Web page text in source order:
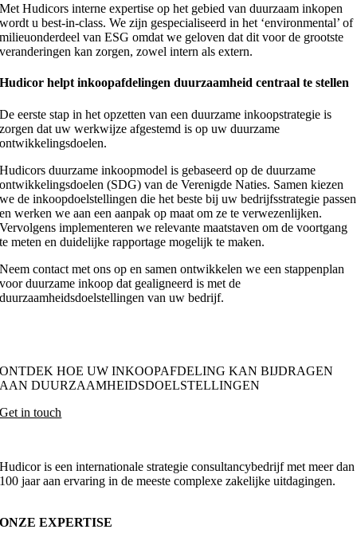
Met Hudicors interne expertise op het gebied van duurzaam inkopen
wordt u best-in-class. We zijn gespecialiseerd in het ‘environmental’ of
milieuonderdeel van ESG omdat we geloven dat dit voor de grootste
veranderingen kan zorgen, zowel intern als extern.
Hudicor helpt inkoopafdelingen duurzaamheid centraal te stellen
De eerste stap in het opzetten van een duurzame inkoopstrategie is
zorgen dat uw werkwijze afgestemd is op uw duurzame
ontwikkelingsdoelen.
Hudicors duurzame inkoopmodel is gebaseerd op de duurzame
ontwikkelingsdoelen (SDG) van de Verenigde Naties. Samen kiezen
we de inkoopdoelstellingen die het beste bij uw bedrijfsstrategie passen
en werken we aan een aanpak op maat om ze te verwezenlijken.
Vervolgens implementeren we relevante maatstaven om de voortgang
te meten en duidelijke rapportage mogelijk te maken.
Neem contact met ons op en samen ontwikkelen we een stappenplan
voor duurzame inkoop dat gealigneerd is met de
duurzaamheidsdoelstellingen van uw bedrijf.
ONTDEK HOE UW INKOOPAFDELING KAN BIJDRAGEN
AAN DUURZAAMHEIDSDOELSTELLINGEN
Get in touch
Hudicor is een internationale strategie consultancybedrijf met meer dan
100 jaar aan ervaring in de meeste complexe zakelijke uitdagingen.
ONZE EXPERTISE